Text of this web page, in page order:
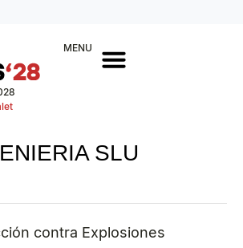
MENU
SLU
contra Explosiones